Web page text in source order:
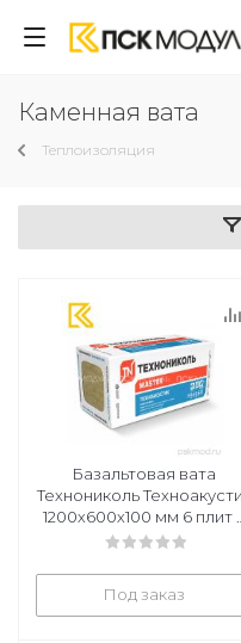
Каменная вата
Теплоизоляция
Базальтовая вата
Технониколь
1200х600х100 мм 6 плит в
уп
Под заказ